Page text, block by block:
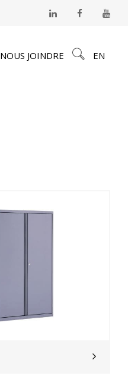
NOUS JOINDRE EN